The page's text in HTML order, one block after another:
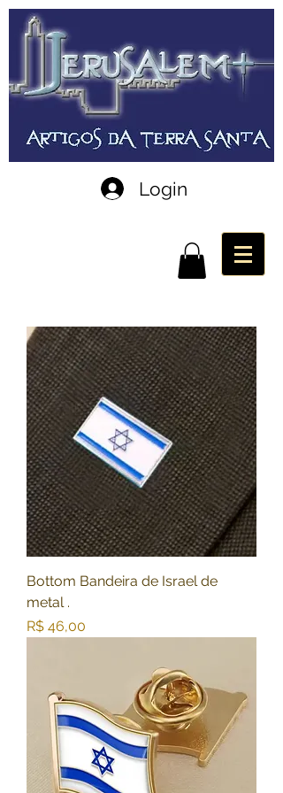
Login
Bottom Bandeira de Israel de
metal .
Preço
R$ 46,00